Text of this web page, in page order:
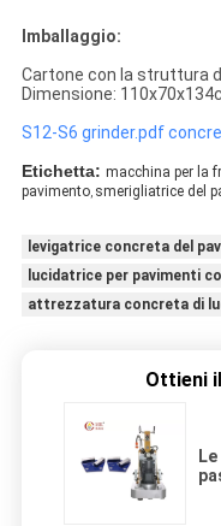
Imballaggio:
Cartone con la struttura
Dimensione:
S12-S6 grinder.pdf
Etichetta: macchina per la
pavimento, smerigliatrice del
levigatrice concreta del
lucidatrice per pavimenti
attrezzatura concreta di
Ottieni